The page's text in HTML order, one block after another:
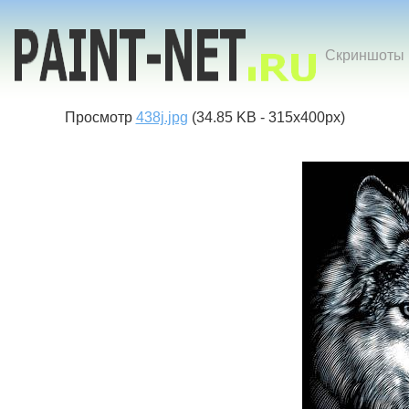
Скриншоты
Просмотр 438j.jpg (34.85 KB - 315x400px)